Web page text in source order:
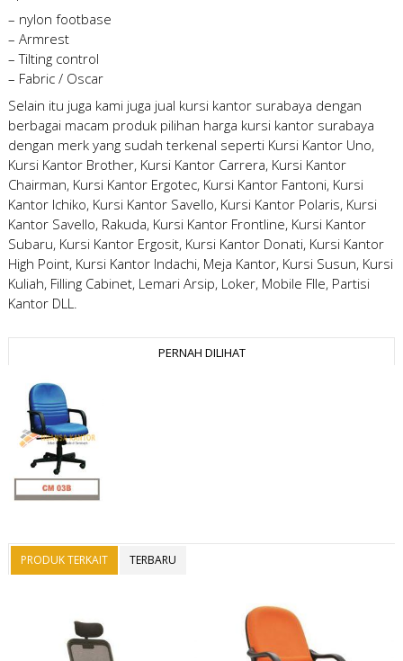
– nylon footbase
– Armrest
– Tilting control
– Fabric / Oscar
Selain itu juga kami juga jual kursi kantor surabaya dengan
berbagai macam produk pilihan harga kursi kantor surabaya
dengan merk yang sudah terkenal seperti Kursi Kantor Uno,
Kursi Kantor Brother, Kursi Kantor Carrera, Kursi Kantor
Chairman, Kursi Kantor Ergotec, Kursi Kantor Fantoni, Kursi
Kantor Ichiko, Kursi Kantor Savello, Kursi Kantor Polaris, Kursi
Kantor Savello, Rakuda, Kursi Kantor Frontline, Kursi Kantor
Subaru, Kursi Kantor Ergosit, Kursi Kantor Donati, Kursi Kantor
High Point, Kursi Kantor Indachi, Meja Kantor, Kursi Susun, Kursi
Kuliah, Filling Cabinet, Lemari Arsip, Loker, Mobile FIle, Partisi
Kantor DLL.
PERNAH DILIHAT
PRODUK TERKAIT TERBARU